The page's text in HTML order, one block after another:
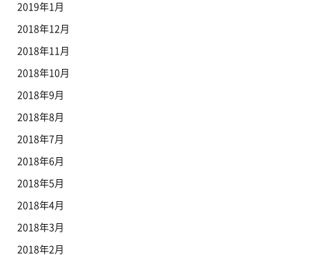
2019年1月
2018年12月
2018年11月
2018年10月
2018年9月
2018年8月
2018年7月
2018年6月
2018年5月
2018年4月
2018年3月
2018年2月